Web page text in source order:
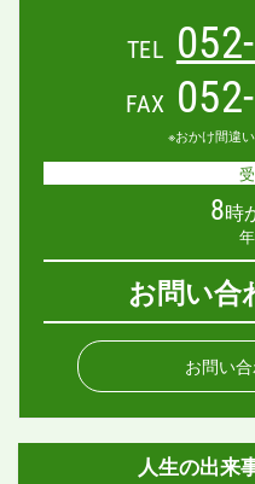
TEL
FAX
※おかけ間違
8時
お問い合
お問い
人生の出来